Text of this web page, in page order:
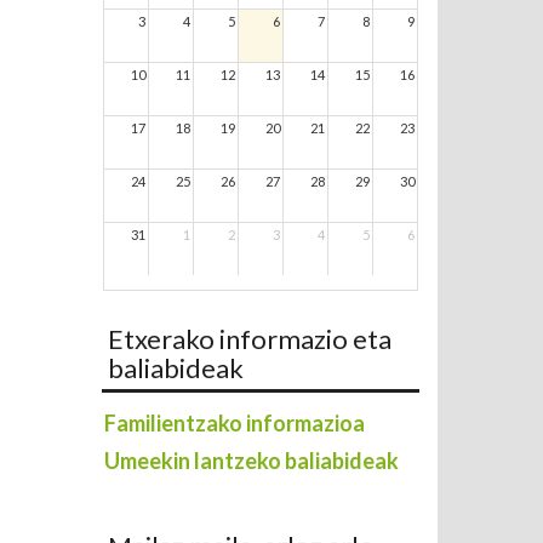
3 4 5 6 7 8 9
10 11 12 13 14 15 16
17 18 19 20 21 22 23
24 25 26 27 28 29 30
31 1 2 3 4 5 6
Etxerako informazio eta
baliabideak
Familientzako informazioa
Umeekin lantzeko baliabideak